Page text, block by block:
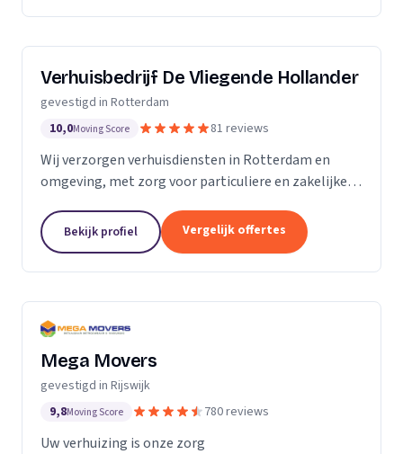
Verhuisbedrijf De Vliegende Hollander
gevestigd in Rotterdam
10,0Moving Score 81 reviews
Wij verzorgen verhuisdiensten in Rotterdam en
omgeving, met zorg voor particuliere en zakelijke
Bekijk profiel Vergelijk offertes
Mega Movers
gevestigd in Rijswijk
9,8Moving Score 780 reviews
Uw verhuizing is onze zorg